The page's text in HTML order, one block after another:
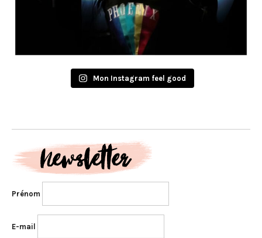
Mon Instagram feel good
Prénom
E-mail